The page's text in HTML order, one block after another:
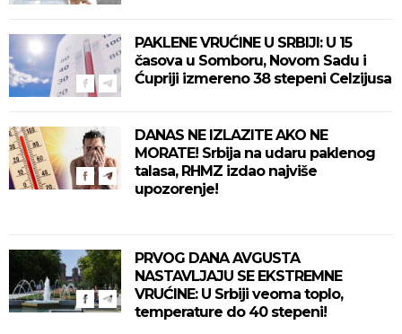
PAKLENE VRUĆINE U SRBIJI: U 15
časova u Somboru, Novom Sadu i
Ćupriji izmereno 38 stepeni Celzijusa
DANAS NE IZLAZITE AKO NE
MORATE! Srbija na udaru paklenog
talasa, RHMZ izdao najviše
upozorenje!
PRVOG DANA AVGUSTA
NASTAVLJAJU SE EKSTREMNE
VRUĆINE: U Srbiji veoma toplo,
temperature do 40 stepeni!